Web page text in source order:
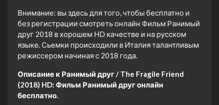
Внимание: вы здесь для того, чтобы бесплатно и
без регистрации смотреть онлайн Фильм Ранимый
друг 2018 в хорошем HD качестве и на русском
языке. Сьемки происходили в Италия талантливым
режиссером начиная с 2018 года.
Описание к Ранимый друг / The Fragile Friend
(2018) HD: Фильм Ранимый друг онлайн
бесплатно.